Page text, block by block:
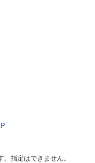
指定はできません。